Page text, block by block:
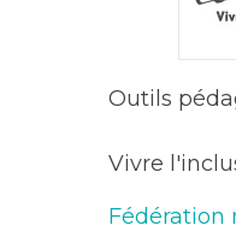
Outils
Vivre
Fédération